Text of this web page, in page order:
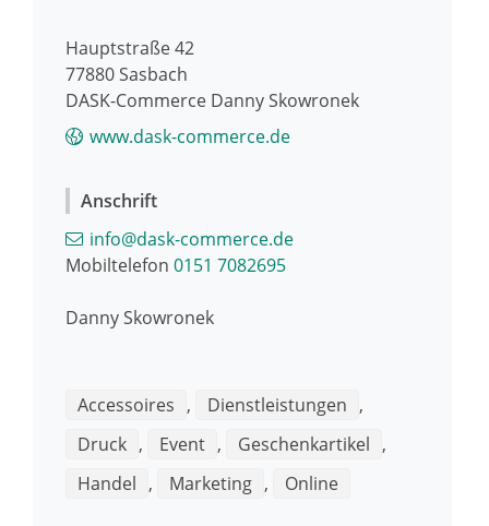
DASK-Commerce Danny Skowronek
Hauptstraße 42
77880Sasbach
www.dask-commerce.de
Anschrift
info@dask-commerce.de
Mobiltelefon 0151 7082695
DannySkowronek
Accessoires , Dienstleistungen ,
Druck , Event , Geschenkartikel ,
Handel , Marketing , Online